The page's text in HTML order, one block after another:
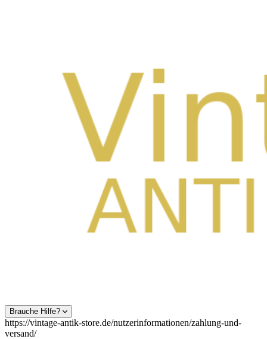
Brauche Hilfe?
https://vintage-antik-store.de/nutzerinformationen/zahlung-und-
versand/